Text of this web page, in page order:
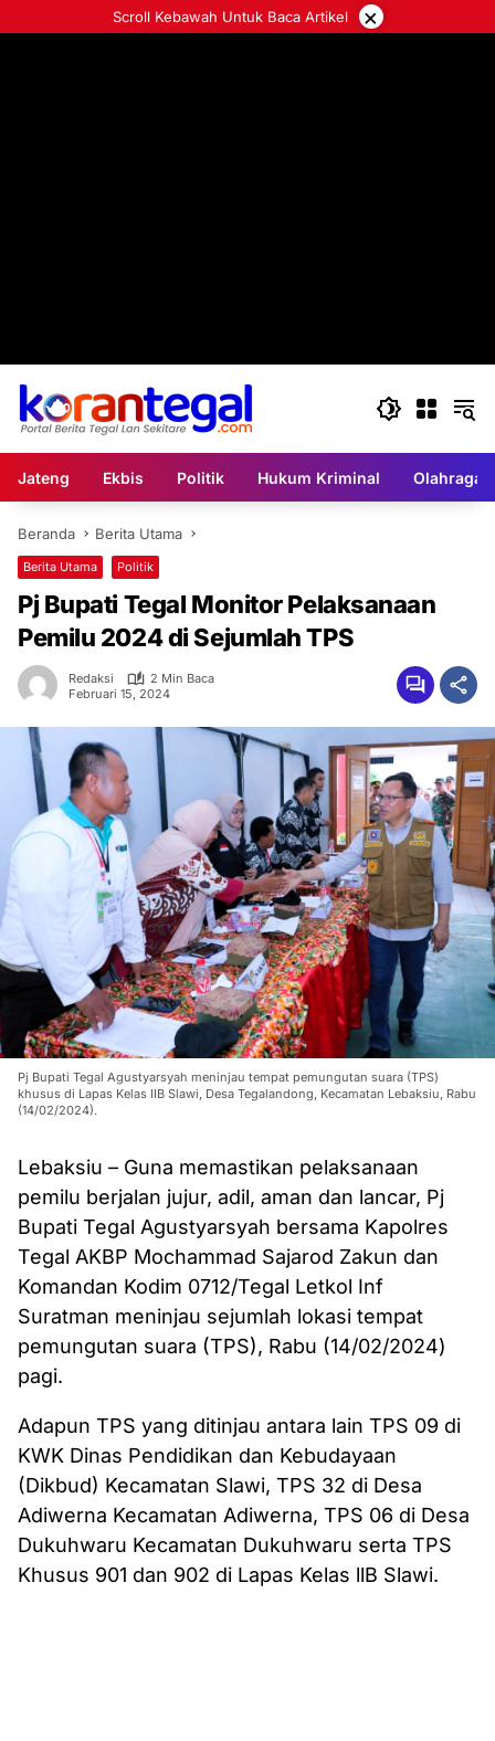
ke
Scroll Kebawah Untuk Baca Artikel ×
Jateng Ekbis Politik Hukum Kriminal Olahraga
Beranda Berita Utama
Berita Utama Politik
Pj Bupati Tegal Monitor Pelaksanaan
Pemilu 2024 di Sejumlah TPS
Redaksi
2 Min Baca
Februari 15, 2024
Pj Bupati Tegal Agustyarsyah meninjau tempat pemungutan suara (TPS)
khusus di Lapas Kelas IIB Slawi, Desa Tegalandong, Kecamatan Lebaksiu, Rabu
(14/02/2024).
Lebaksiu – Guna memastikan pelaksanaan
pemilu berjalan jujur, adil, aman dan lancar, Pj
Bupati Tegal Agustyarsyah bersama Kapolres
Tegal AKBP Mochammad Sajarod Zakun dan
Komandan Kodim 0712/Tegal Letkol Inf
Suratman meninjau sejumlah lokasi tempat
pemungutan suara (TPS), Rabu (14/02/2024)
pagi.
Adapun TPS yang ditinjau antara lain TPS 09 di
KWK Dinas Pendidikan dan Kebudayaan
(Dikbud) Kecamatan Slawi, TPS 32 di Desa
Adiwerna Kecamatan Adiwerna, TPS 06 di Desa
Dukuhwaru Kecamatan Dukuhwaru serta TPS
Khusus 901 dan 902 di Lapas Kelas llB Slawi.